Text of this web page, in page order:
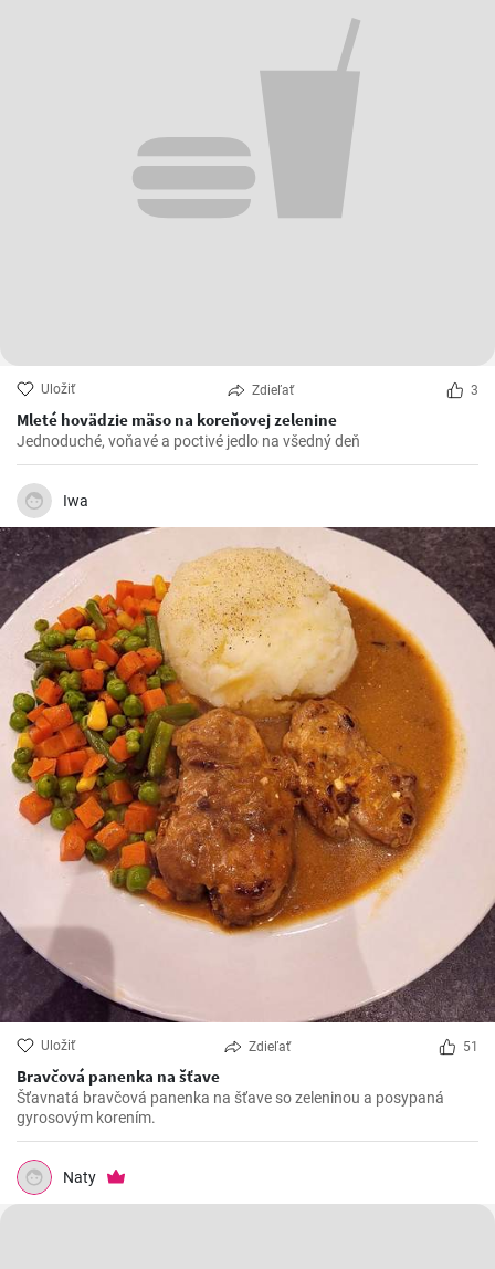
Uložiť Zdieľať 3
Mleté hovädzie mäso na koreňovej zelenine
Jednoduché, voňavé a poctivé jedlo na všedný deň
Iwa
Uložiť Zdieľať 51
Bravčová panenka na šťave
Šťavnatá bravčová panenka na šťave so zeleninou a posypaná
gyrosovým korením.
Naty